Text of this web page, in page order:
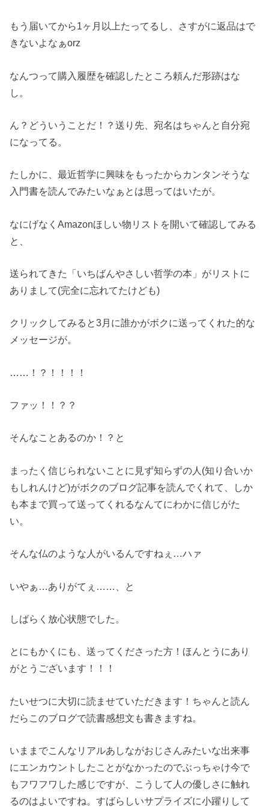
もう届いてから1ヶ月以上たってるし、さすがに返品はで
きないよなぁorz
なんつって購入履歴を確認したところ頼んだ形跡はな
し。
ん？どういうことだ！？送り先、宛名はちゃんと自分宛
になってる。
たしかに、最近哲学に興味をもったからカンタンそうな
入門書を読んでみたいなぁとは思ってはいたが。
なにげなくAmazonほしい物リストを開いて確認してみる
と、
送られてきた「いちばんやさしい哲学の本」がリストに
ありまして(完全に忘れてたけども)
クリックしてみると3月に誰かがボクに送ってくれた的な
メッセージが。
……！？！！！！
ファッ！！？？
そんなことあるのか！？と
まったく信じられないことに見ず知らずの人(知り合いか
もしれんけど)がボクのブログ記事を読んでくれて、しか
も本まで買って送ってくれるなんてにわかに信じがた
い。
そんな仏のような人がいるんですねぇ…ハァ
いやぁ…ありがてぇ……、と
しばらく放心状態でした。
とにもかくにも、送ってくださった方！ほんとうにあり
がとうございます！！！
たいせつに大切に読ませていただきます！ちゃんと読ん
だらこのブログで読書感想文も書きますね。
いままでこんなリアルあしながおじさんみたいな出来事
にエンカウントしたことがなかったのでぶっちゃけ今で
もフワフワした感じですが、こうして人の優しさに触れ
るのはよいですね。すばらしいサプライズに小躍りして